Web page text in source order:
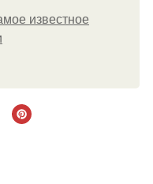
известное